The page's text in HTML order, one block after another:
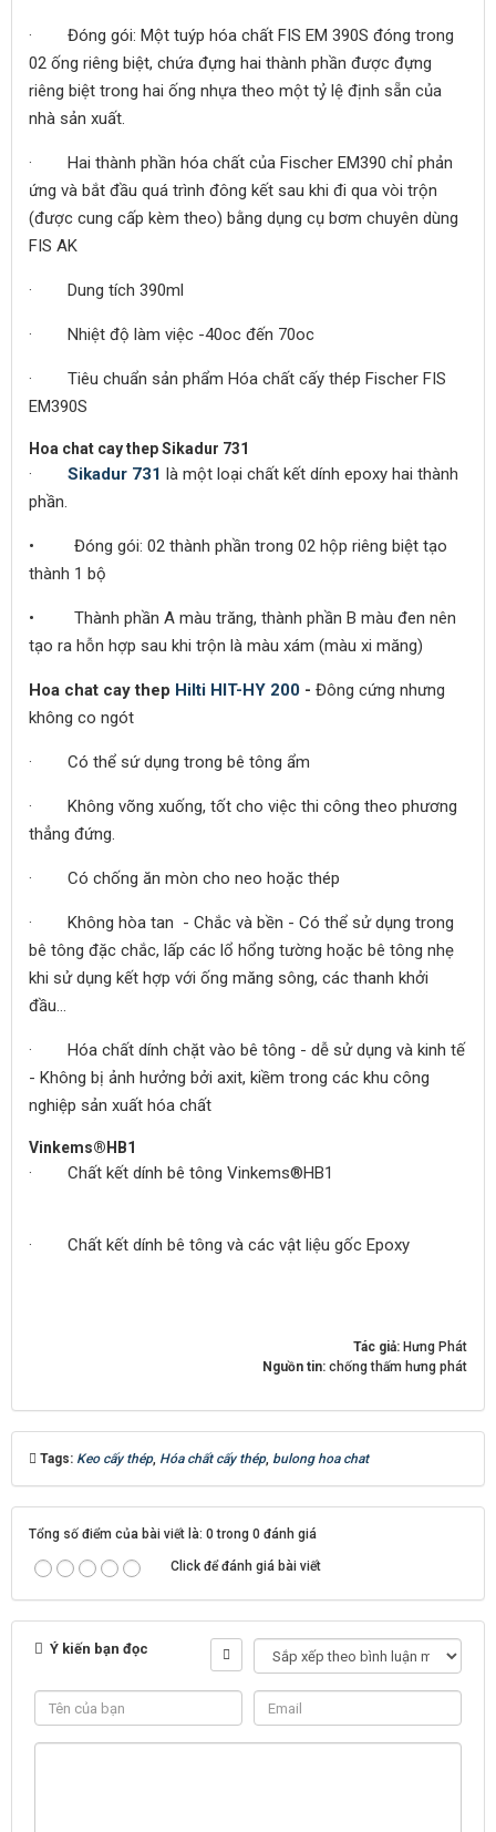
· Đóng gói: Một tuýp hóa chất FIS EM 390S đóng trong
02 ống riêng biệt, chứa đựng hai thành phần được đựng
riêng biệt trong hai ống nhựa theo một tỷ lệ định sẵn của
nhà sản xuất.
· Hai thành phần hóa chất của Fischer EM390 chỉ phản
ứng và bắt đầu quá trình đông kết sau khi đi qua vòi trộn
(được cung cấp kèm theo) bằng dụng cụ bơm chuyên dùng
FIS AK
· Dung tích 390ml
· Nhiệt độ làm việc -40oc đến 70oc
· Tiêu chuẩn sản phẩm Hóa chất cấy thép Fischer FIS
EM390S
Hoa chat cay thep Sikadur 731
· Sikadur 731 là một loại chất kết dính epoxy hai thành
phần.
• Đóng gói: 02 thành phần trong 02 hộp riêng biệt tạo
thành 1 bộ
• Thành phần A màu trăng, thành phần B màu đen nên
tạo ra hỗn hợp sau khi trộn là màu xám (màu xi măng)
Hoa chat cay thep Hilti HIT-HY 200 - Đông cứng nhưng
không co ngót
· Có thể sứ dụng trong bê tông ẩm
· Không võng xuống, tốt cho việc thi công theo phương
thẳng đứng.
· Có chống ăn mòn cho neo hoặc thép
· Không hòa tan - Chắc và bền - Có thể sử dụng trong
bê tông đặc chắc, lấp các lổ hổng tường hoặc bê tông nhẹ
khi sử dụng kết hợp với ống măng sông, các thanh khởi
đầu…
· Hóa chất dính chặt vào bê tông - dễ sử dụng và kinh tế
- Không bị ảnh hưởng bởi axit, kiềm trong các khu công
nghiệp sản xuất hóa chất
Vinkems®HB1
· Chất kết dính bê tông Vinkems®HB1
· Chất kết dính bê tông và các vật liệu gốc Epoxy
Tác giả: Hưng Phát
Nguồn tin: chống thấm hưng phát
Tags: Keo cấy thép, Hóa chất cấy thép, bulong hoa chat
Tổng số điểm của bài viết là: 0 trong 0 đánh giá
Click để đánh giá bài viết
Ý kiến bạn đọc